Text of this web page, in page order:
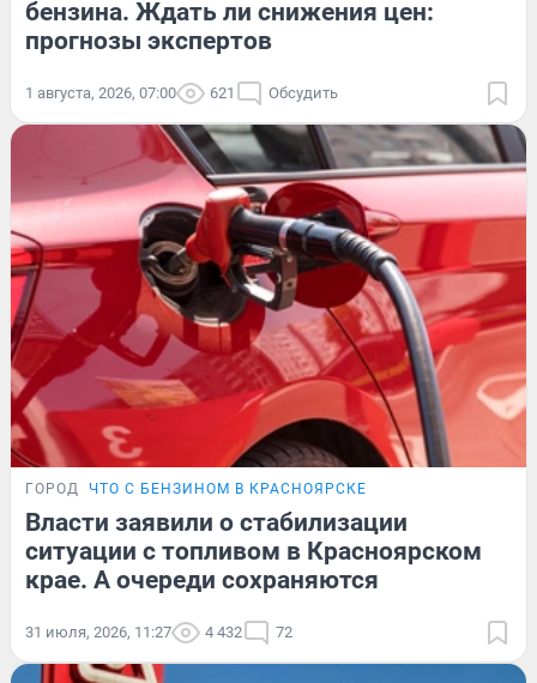
бензина. Ждать ли снижения цен:
прогнозы экспертов
1 августа, 2026, 07:00 621 Обсудить
ГОРОД ЧТО С БЕНЗИНОМ В КРАСНОЯРСКЕ
Власти заявили о стабилизации
ситуации с топливом в Красноярском
крае. А очереди сохраняются
31 июля, 2026, 11:27 4 432 72